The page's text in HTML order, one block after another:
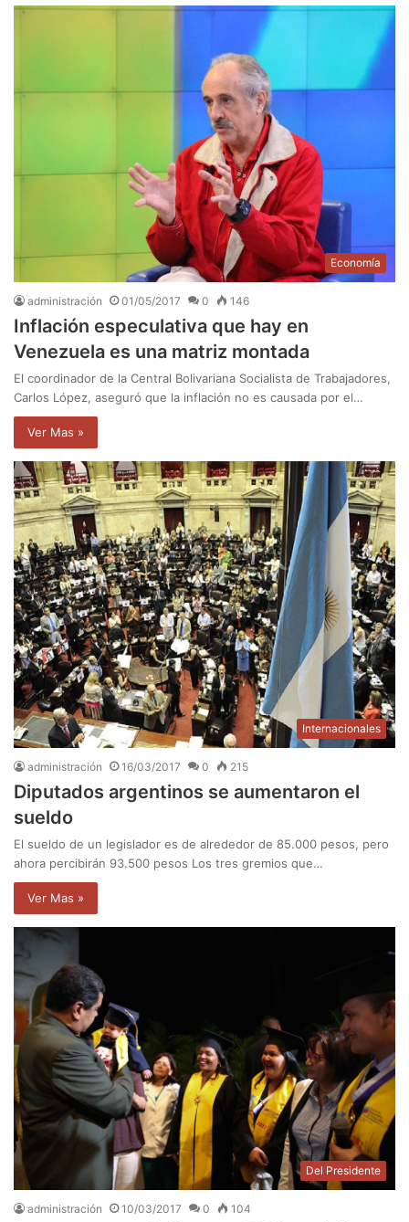
Economía
administración 01/05/2017 0 146
Inflación especulativa que hay en
Venezuela es una matriz montada
El coordinador de la Central Bolivariana Socialista de Trabajadores,
Carlos López, aseguró que la inflación no es causada por el…
Ver Mas »
Internacionales
administración 16/03/2017 0 215
Diputados argentinos se aumentaron el
sueldo
El sueldo de un legislador es de alrededor de 85.000 pesos, pero
ahora percibirán 93.500 pesos Los tres gremios que…
Ver Mas »
Del Presidente
administración 10/03/2017 0 104